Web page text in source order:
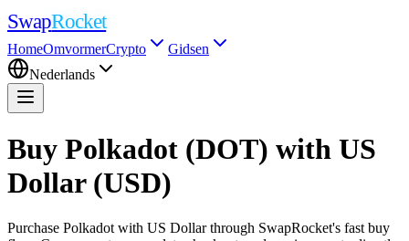
SwapRocket
HomeOmvormerCrypto
Gidsen
Nederlands
Buy Polkadot (DOT) with US
Dollar (USD)
Purchase Polkadot with US Dollar through SwapRocket's fast buy